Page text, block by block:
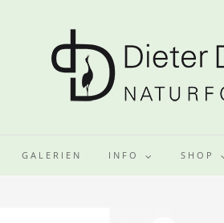
GALERIEN INFO SHOP